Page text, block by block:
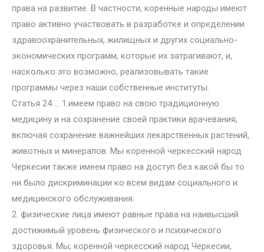
права на развитие. В частности, коренные народы имеют
право активно участвовать в разработке и определении
здравоохранительных, жилищных и других социально-
экономических программ, которые их затрагивают, и,
насколько это возможно, реализовывать такие
программы через наши собственные институты.
Статья 24 … 1.имеем право на свою традиционную
медицину и на сохранение своей практики врачевания,
включая сохранение важнейших лекарственных растений,
животных и минералов. Мы коренной черкесский народ
Черкесии также имеем право на доступ без какой бы то
ни было дискриминации ко всем видам социального и
медицинского обслуживания.
2. физические лица имеют равные права на наивысший
достижимый уровень физического и психического
здоровья. Мы, коренной черкесский народ Черкесии,